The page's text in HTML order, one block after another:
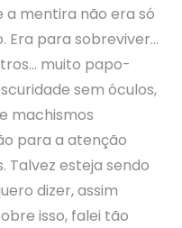
a mentira não era só
Era para sobreviver…
muito papo-
sem óculos,
machismos
para a atenção
Talvez esteja sendo
dizer, assim
isso, falei tão